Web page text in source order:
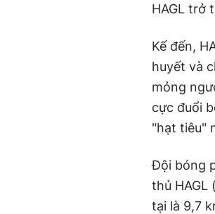
HAGL trở
Kế đến,
huyết và
mỏng
cực đuổi
"hạt tiêu"
Đội bóng
thủ HAGL
tại là 9,7